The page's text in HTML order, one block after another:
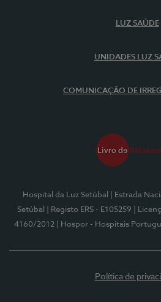
LUZ SAÚDE
UNIDADES LUZ
COMUNICAÇÃO DE
Hospital da Luz Setúbal
| Estrada
Setúbal
| Registo ERS - E105259
|
4160/2012
| Hospor - Hospitais
Política de